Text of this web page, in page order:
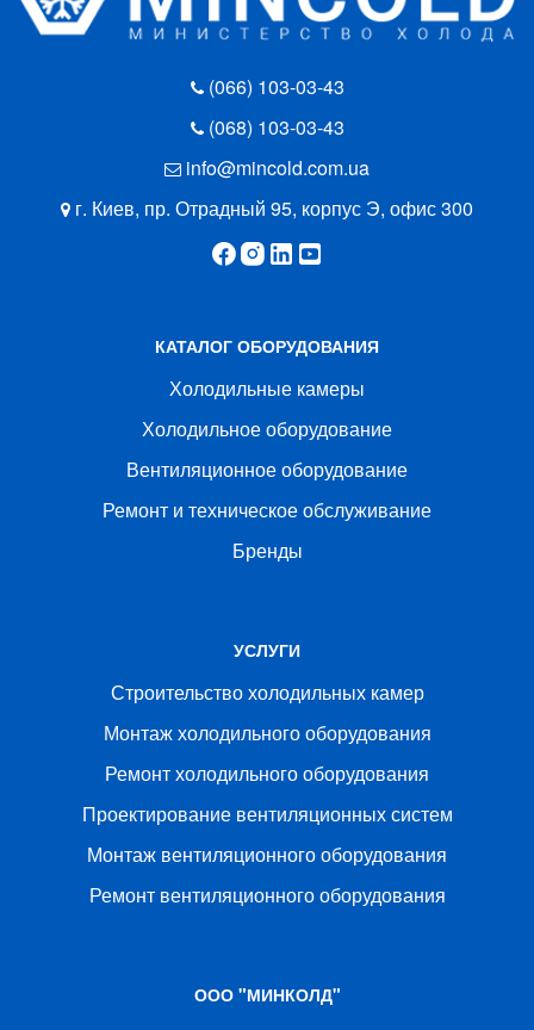
(066) 103-03-43
(068) 103-03-43
info@mincold.com.ua
г. Киев, пр. Отрадный 95, корпус Э, офис 300
КАТАЛОГ ОБОРУДОВАНИЯ
Холодильные камеры
Холодильное оборудование
Вентиляционное оборудование
Ремонт и техническое обслуживание
Бренды
УСЛУГИ
Строительство холодильных камер
Монтаж холодильного оборудования
Ремонт холодильного оборудования
Проектирование вентиляционных систем
Монтаж вентиляционного оборудования
Ремонт вентиляционного оборудования
ООО "МИНКОЛД"